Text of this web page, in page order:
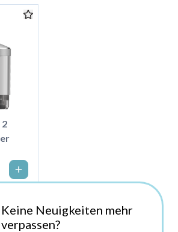
Keine Neuigkeiten mehr
verpassen?